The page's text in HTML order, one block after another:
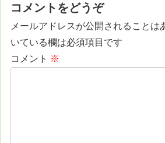
コメントをどうぞ
メールアドレスが公開されることは
いている欄は必須項目です
コメント ※